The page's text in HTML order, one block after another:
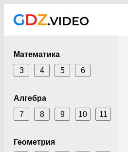
Математика
3
4 5 6
Алгебра
7
8 9 10 11
Геометрия